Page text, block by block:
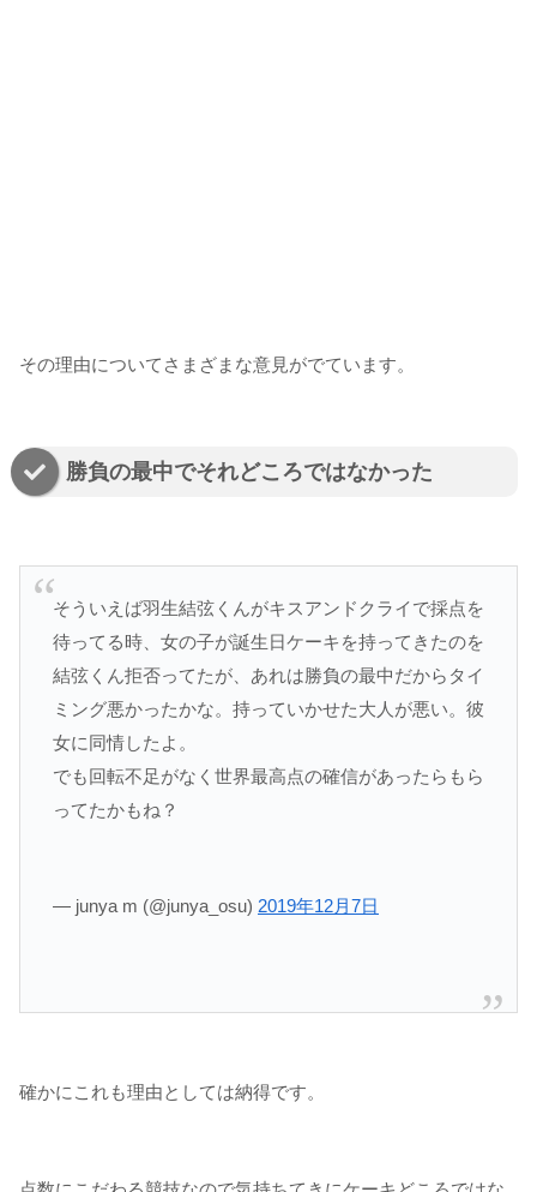
その理由についてさまざまな意見がでています。
勝負の最中でそれどころではなかった
そういえば羽生結弦くんがキスアンドクライで採点を
待ってる時、女の子が誕生日ケーキを持ってきたのを
結弦くん拒否ってたが、あれは勝負の最中だからタイ
ミング悪かったかな。持っていかせた大人が悪い。彼
女に同情したよ。
でも回転不足がなく世界最高点の確信があったらもら
ってたかもね？
— junya m (@junya_osu) 2019年12月7日
確かにこれも理由としては納得です。